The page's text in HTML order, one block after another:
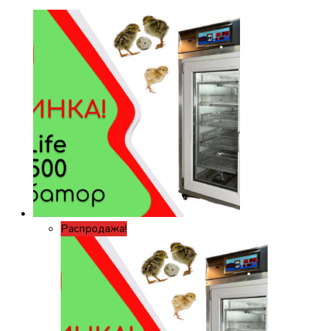
Распродажа!